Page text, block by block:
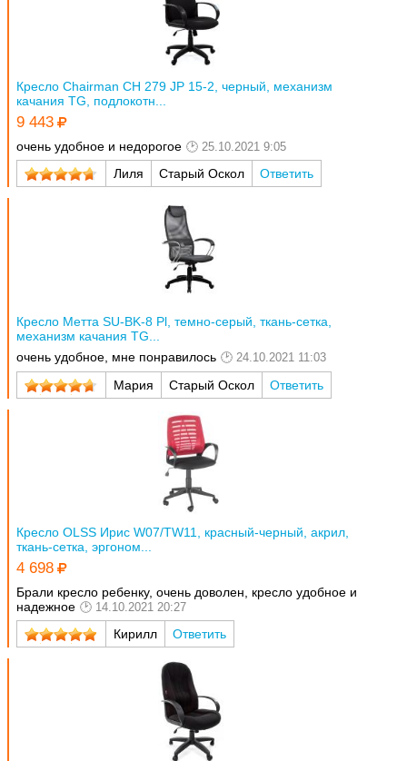
Кресло Chairman CH 279 JP 15-2, черный, механизм
качания TG, подлокотн...
9 443
очень удобное и недорогое 25.10.2021 9:05
Лиля Старый Оскол Ответить
Кресло Метта SU-BK-8 Pl, темно-серый, ткань-сетка,
механизм качания TG...
очень удобное, мне понравилось
24.10.2021 11:03
Мария Старый Оскол Ответить
Кресло OLSS Ирис W07/TW11, красный-черный, акрил,
ткань-сетка, эргоном...
4 698
Брали кресло ребенку, очень доволен, кресло удобное и
надежное
14.10.2021 20:27
Кирилл Ответить